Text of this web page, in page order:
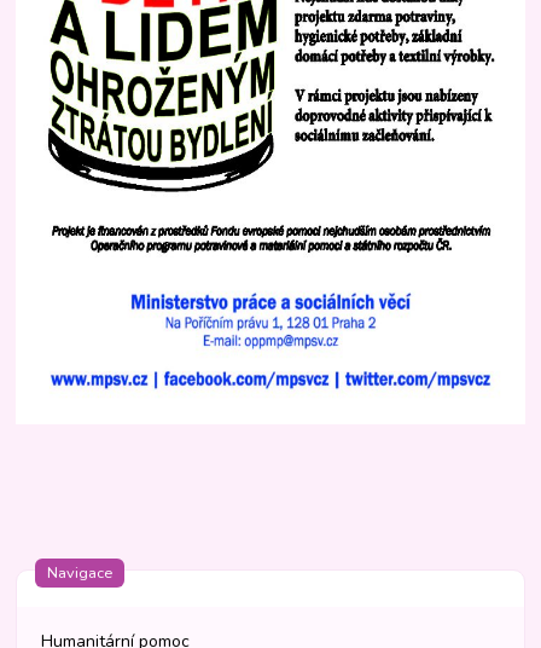
Navigace
Humanitární pomoc